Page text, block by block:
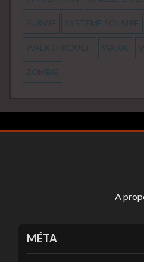
SURVIE SYSTÈME SOLAIRE
WALKTHROUGH WARIC
ZOMBIE
A
MÉTA